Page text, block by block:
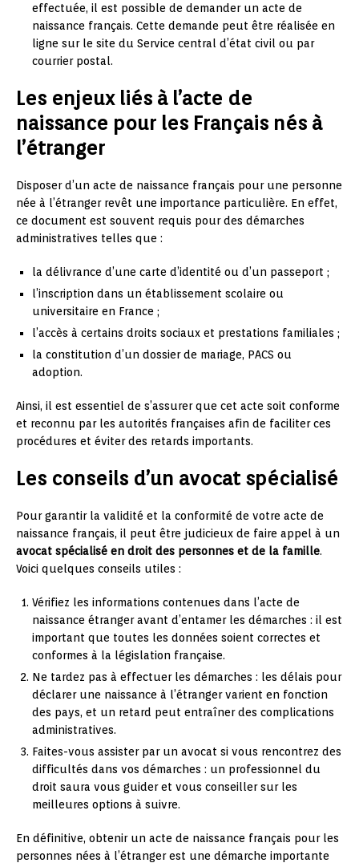
effectuée, il est possible de demander un acte de
naissance français. Cette demande peut être réalisée en
ligne sur le site du Service central d’état civil ou par
courrier postal.
Les enjeux liés à l’acte de
naissance pour les Français nés à
l’étranger
Disposer d’un acte de naissance français pour une personne
née à l’étranger revêt une importance particulière. En effet,
ce document est souvent requis pour des démarches
administratives telles que :
la délivrance d’une carte d’identité ou d’un passeport ;
l’inscription dans un établissement scolaire ou
universitaire en France ;
l’accès à certains droits sociaux et prestations familiales ;
la constitution d’un dossier de mariage, PACS ou
adoption.
Ainsi, il est essentiel de s’assurer que cet acte soit conforme
et reconnu par les autorités françaises afin de faciliter ces
procédures et éviter des retards importants.
Les conseils d’un avocat spécialisé
Pour garantir la validité et la conformité de votre acte de
naissance français, il peut être judicieux de faire appel à un
avocat spécialisé en droit des personnes et de la famille.
Voici quelques conseils utiles :
Vérifiez les informations contenues dans l’acte de
naissance étranger avant d’entamer les démarches : il est
important que toutes les données soient correctes et
conformes à la législation française.
Ne tardez pas à effectuer les démarches : les délais pour
déclarer une naissance à l’étranger varient en fonction
des pays, et un retard peut entraîner des complications
administratives.
Faites-vous assister par un avocat si vous rencontrez des
difficultés dans vos démarches : un professionnel du
droit saura vous guider et vous conseiller sur les
meilleures options à suivre.
En définitive, obtenir un acte de naissance français pour les
personnes nées à l’étranger est une démarche importante